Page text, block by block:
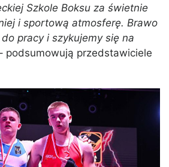
Szkole Boksu za świetnie
i sportową atmosferę. Brawo
pracy i szykujemy się na
podsumowują przedstawiciele